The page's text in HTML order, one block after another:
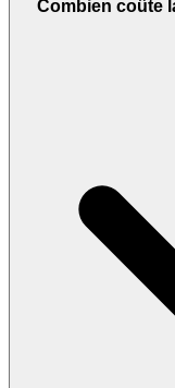
Combien coûte